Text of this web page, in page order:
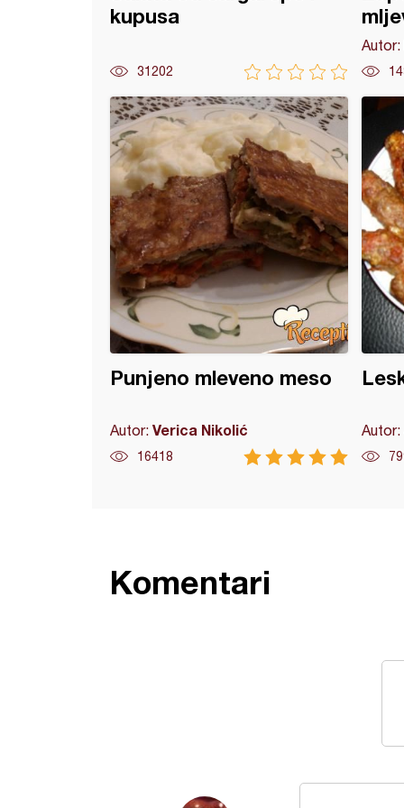
kupusa
31202
Autor:
Punjeno mleveno meso
Autor: Verica Nikolić
16418
Autor:
mesnim sosom
Komentari